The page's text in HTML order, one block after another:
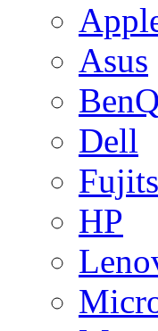
Asus
BenQ
Dell
HP